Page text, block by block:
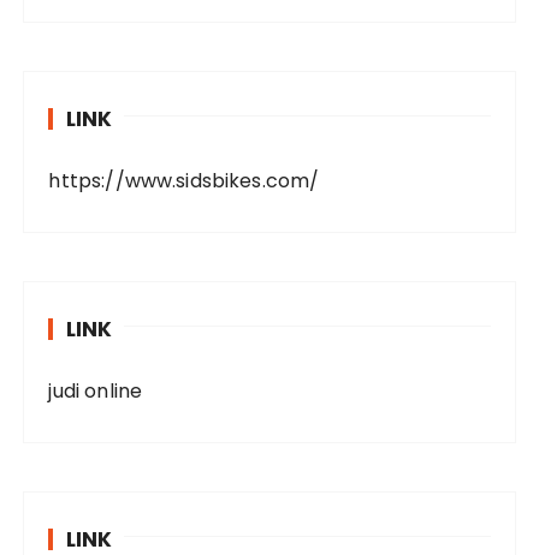
LINK
https://www.sidsbikes.com/
LINK
judi online
LINK